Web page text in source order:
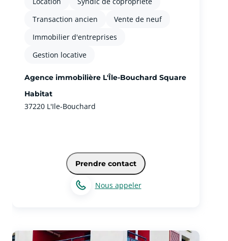
Transaction ancien
Vente de neuf
Immobilier d'entreprises
Gestion locative
Agence immobilière L'Île-Bouchard Square
Habitat
37220 L'Ile-Bouchard
Prendre contact
Nous appeler